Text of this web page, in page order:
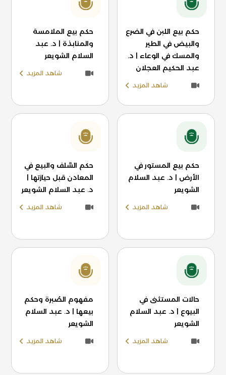
حكم بيع اللبن في الضرع
والبيض في الطير
والمسك في الوعاء | د.
عبد الحكيم العجلان
شاهد المزيد
حكم بيع الملامسة
والمنابذة | د. عبد
السلام الشويعر
شاهد المزيد
حكم بيع المستور في
الأرض | د. عبد السلام
الشويعر
شاهد المزيد
حكم السَّلف والبيع في
المعادن قبل حيازتها |
د. عبد السلام الشويعر
شاهد المزيد
حالات المستثنى في
البيوع | د. عبد السلام
الشويعر
شاهد المزيد
مفهوم الصُبرة وحكم
بيعها | د. عبد السلام
الشويعر
شاهد المزيد